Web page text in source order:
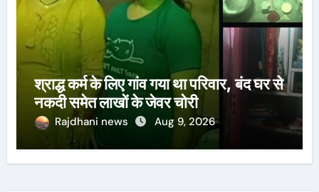
श्राद्ध कर्म के लिए गांव गया था परिवार, बंद घर से
नकदी समेत लाखों के जेवर चोरी
Rajdhani news Aug 9, 2026